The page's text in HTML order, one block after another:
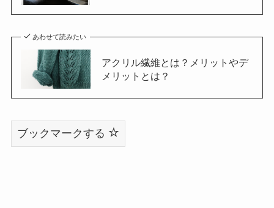
あわせて読みたい
アクリル繊維とは？メリットやデ
メリットとは？
ブックマークする